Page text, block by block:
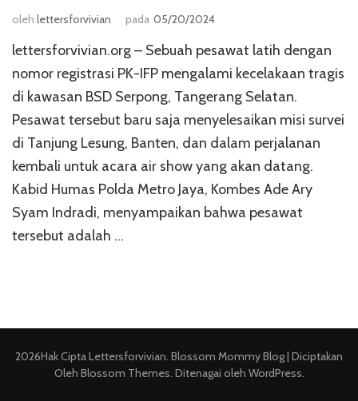
oleh lettersforvivian pada 05/20/2024
lettersforvivian.org – Sebuah pesawat latih dengan
nomor registrasi PK-IFP mengalami kecelakaan tragis
di kawasan BSD Serpong, Tangerang Selatan.
Pesawat tersebut baru saja menyelesaikan misi survei
di Tanjung Lesung, Banten, dan dalam perjalanan
kembali untuk acara air show yang akan datang.
Kabid Humas Polda Metro Jaya, Kombes Ade Ary
Syam Indradi, menyampaikan bahwa pesawat
tersebut adalah …
2026Hak CiptaLettersforvivian. Blossom Mommy Blog | Diciptakan
Oleh Blossom Themes. Ditenagai oleh WordPress.